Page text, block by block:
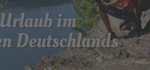
im
Deutschlands